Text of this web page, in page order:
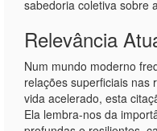
sabedoria coletiva sobre
Relevância
Num mundo moderno
relações superficiais nas
vida acelerado, esta
Ela lembra-nos da